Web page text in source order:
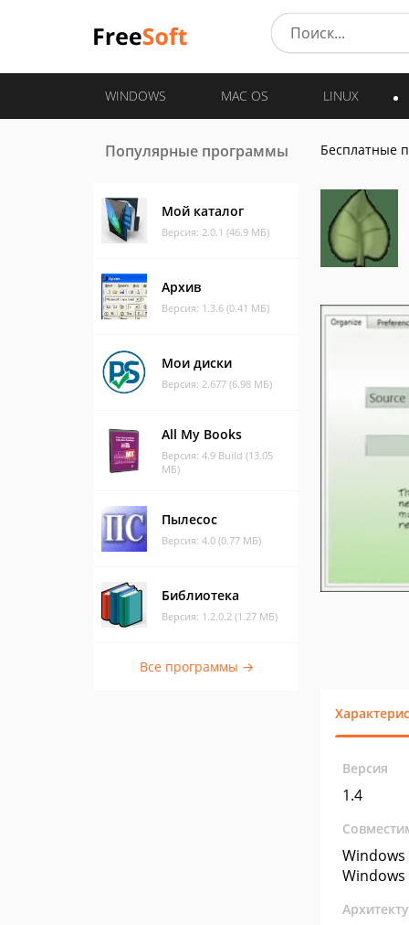
WINDOWS MAC OS LINUX
Популярные программы
Мой каталог
Версия: 2.0.1 (46.9 МБ)
Архив
Версия: 1.3.6 (0.41 МБ)
Мои диски
Версия: 2.677 (6.98 МБ)
All My Books
Версия: 4.9 Build (13.05
МБ)
Пылесос
Версия: 4.0 (0.77 МБ)
Библиотека
Версия: 1.2.0.2 (1.27 МБ)
Все программы →
Бесплатные
Версия
1.4
Windows
Windows